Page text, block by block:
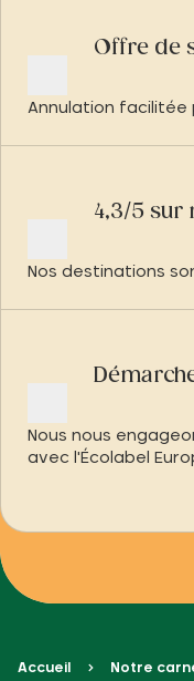
Offre de
Annulation facilitée
4,3/5 sur
Nos destinations
Nous nous
avec l'Écolabel
Accueil Notre